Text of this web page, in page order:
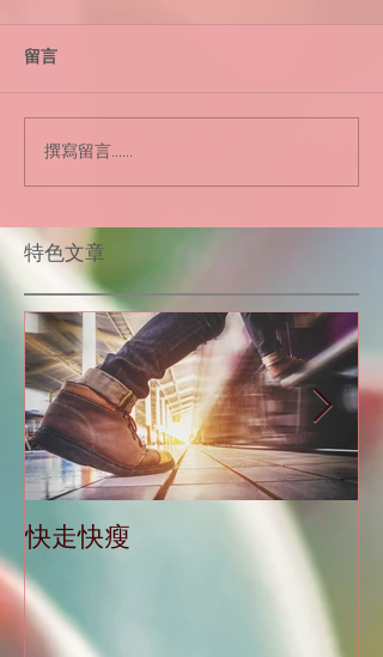
留言
撰寫留言......
​特色文章
快走快瘦